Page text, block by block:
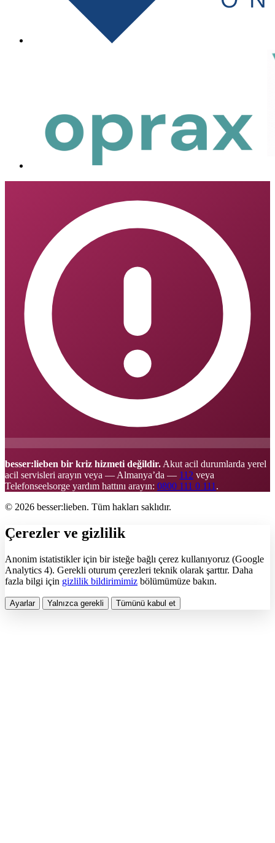
besser:lieben bir kriz hizmeti değildir. Akut acil durumlarda yerel
acil servisleri arayın veya — Almanya’da — 112 veya
Telefonseelsorge yardım hattını arayın: 0800 111 0 111 .
© 2026 besser:lieben. Tüm hakları saklıdır.
Çerezler ve gizlilik
Anonim istatistikler için bir isteğe bağlı çerez kullanıyoruz (Google
Analytics 4). Gerekli oturum çerezleri teknik olarak şarttır. Daha
fazla bilgi için gizlilik bildirimimiz bölümümüze bakın.
Ayarlar Yalnızca gerekli Tümünü kabul et